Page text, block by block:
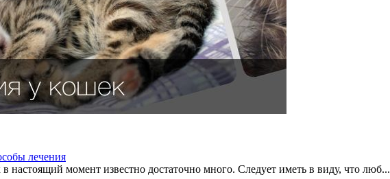
лечения
момент известно достаточно много. Следует иметь в виду, что люб...